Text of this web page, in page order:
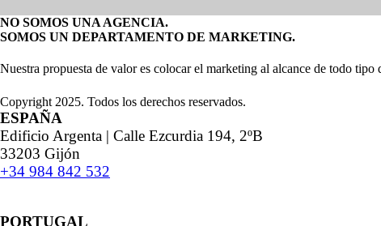
NO SOMOS UNA AGENCIA.
SOMOS UN DEPARTAMENTO DE MARKETING.
Nuestra propuesta de valor es colocar el marketing al alcance de todo
Copyright 2025. Todos los derechos reservados.
ESPAÑA
Edificio Argenta | Calle Ezcurdia 194, 2ºB
33203 Gijón
+34 984 842 532
PORTUGAL